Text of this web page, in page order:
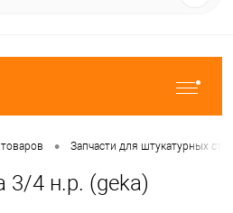
• Запчасти для штукатурных
3/4 н.р. (geka)